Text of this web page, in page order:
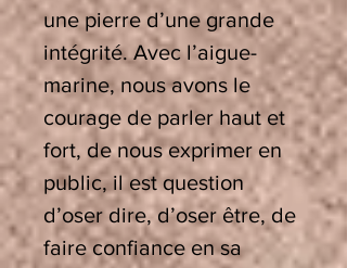
une pierre d’une grande
intégrité. Avec l’aigue-
marine, nous avons le
courage de parler haut et
fort, de nous exprimer en
public, il est question
d’oser dire, d’oser être, de
faire confiance en sa